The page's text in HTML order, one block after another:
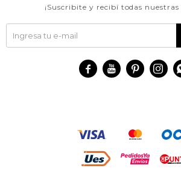
¡Suscribite y recibí todas nuestras
   